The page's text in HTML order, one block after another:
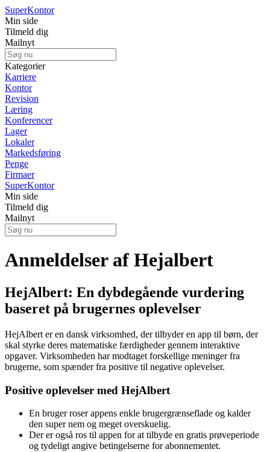
SuperKontor
Min side
Tilmeld dig
Mailnyt
Kategorier
Karriere
Kontor
Revision
Læring
Konferencer
Lager
Lokaler
Markedsføring
Penge
Firmaer
SuperKontor
Min side
Tilmeld dig
Mailnyt
Anmeldelser af Hejalbert
HejAlbert: En dybdegående vurdering
baseret på brugernes oplevelser
HejAlbert er en dansk virksomhed, der tilbyder en app til børn, der
skal styrke deres matematiske færdigheder gennem interaktive
opgaver. Virksomheden har modtaget forskellige meninger fra
brugerne, som spænder fra positive til negative oplevelser.
Positive oplevelser med HejAlbert
En bruger roser appens enkle brugergrænseflade og kalder
den super nem og meget overskuelig.
Der er også ros til appen for at tilbyde en gratis prøveperiode
og tydeligt angive betingelserne for abonnementet.